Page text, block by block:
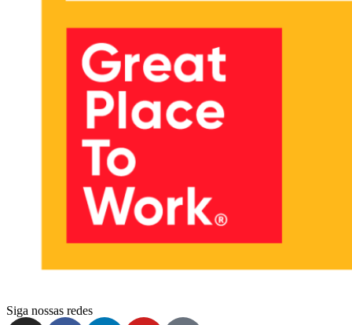
Siga nossas redes